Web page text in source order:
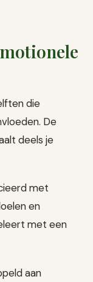
die
De
deels je
met
en
met een
aan